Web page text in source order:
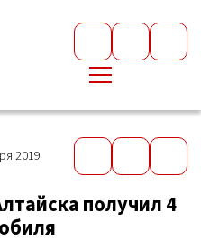
2019
получил 4